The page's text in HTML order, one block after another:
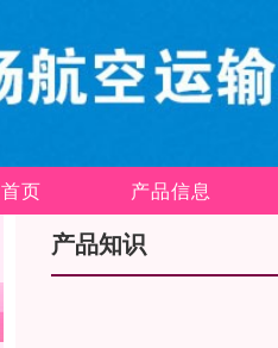
首页 产品信息
产品知识